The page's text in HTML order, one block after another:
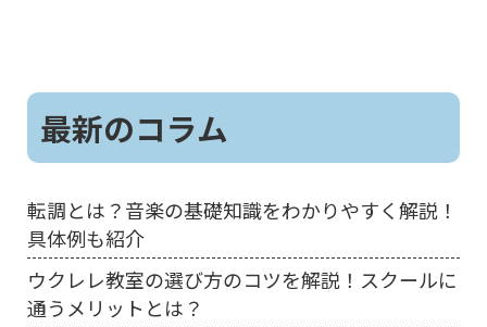
最新のコラム
転調とは？音楽の基礎知識をわかりやすく解説！
具体例も紹介
ウクレレ教室の選び方のコツを解説！スクールに
通うメリットとは？